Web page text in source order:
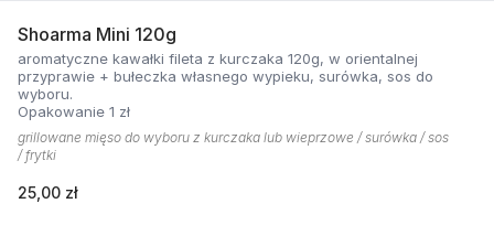
Shoarma Mini 120g
aromatyczne kawałki fileta z kurczaka 120g, w orientalnej
przyprawie + bułeczka własnego wypieku, surówka, sos do
wyboru.
Opakowanie 1 zł
grillowane mięso do wyboru z kurczaka lub wieprzowe / surówka / sos
/ frytki
25,00 zł